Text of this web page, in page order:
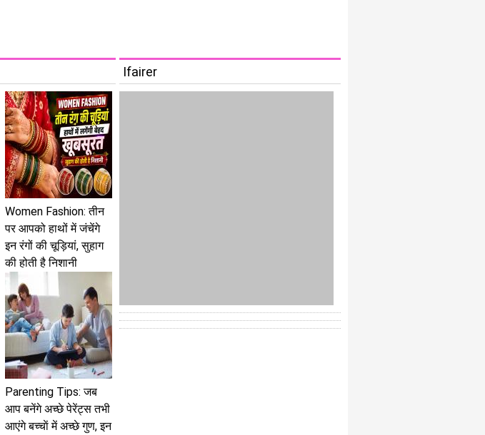
Women Fashion: तीन
पर आपको हाथों में जंचेंगे
इन रंगों की चूड़ियां, सुहाग
की होती है निशानी
Parenting Tips: जब
आप बनेंगे अच्छे पेरेंट्स तभी
आएंगे बच्चाें में अच्छे गुण, इन
Ifairer